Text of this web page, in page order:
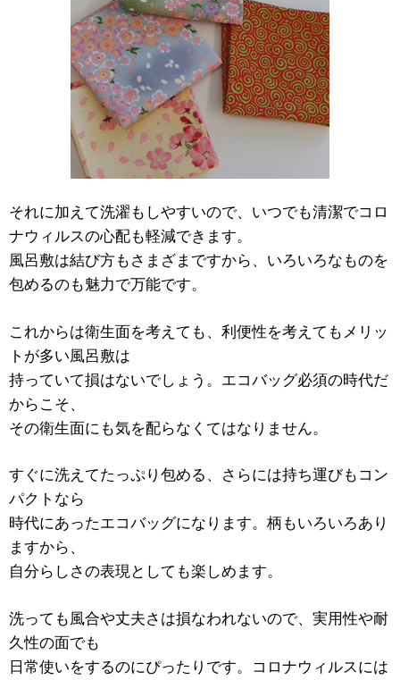
それに加えて洗濯もしやすいので、いつでも清潔でコロ
ナウィルスの心配も軽減できます。
風呂敷は結び方もさまざまですから、いろいろなものを
包めるのも魅力で万能です。
これからは衛生面を考えても、利便性を考えてもメリッ
トが多い風呂敷は
持っていて損はないでしょう。エコバッグ必須の時代だ
からこそ、
その衛生面にも気を配らなくてはなりません。
すぐに洗えてたっぷり包める、さらには持ち運びもコン
パクトなら
時代にあったエコバッグになります。柄もいろいろあり
ますから、
自分らしさの表現としても楽しめます。
洗っても風合や丈夫さは損なわれないので、実用性や耐
久性の面でも
日常使いをするのにぴったりです。コロナウィルスには